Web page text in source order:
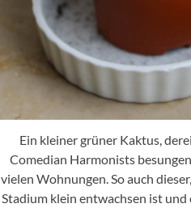
Ein kleiner grüner Kaktus,
Comedian Harmonists
vielen Wohnungen. So auch
Stadium klein entwachsen ist und